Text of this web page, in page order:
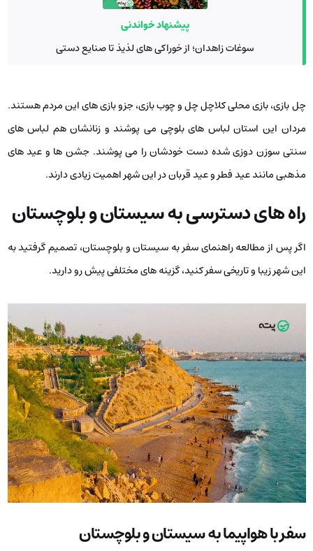
پیشنهاد خواندنی
سوغات زاهدان؛ از خوراکی های لذیذ تا صنایع دستی
چل بازی، بازی محلی کلاچل چل و چوب بازی، جزو بازی ‌های این مردم هستند.
مردان این استان لباس‌ های بلوچی می ‌پوشند و زنانشان هم لباس ‌های
سنتی سوزن دوزی شده دست خودشان را می ‌پوشند. جشن‌ ها و عید های
مذهبی مانند عید فطر و عید قربان در این شهر اهمیت زیادی دارند.
راه‌ های دسترسی به سیستان و بلوچستان
اگر پس از مطالعه راهنمای سفر به سیستان و بلوچستان، تصمیم گرفتید به
این شهر زیبا و تاریخی سفر کنید، گزینه‌ های مختلفی پیش رو دارید.
سفر با هواپیما به سیستان و بلوچستان